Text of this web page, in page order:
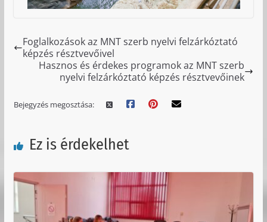
Foglalkozások az MNT szerb nyelvi felzárkóztató
képzés résztvevőivel
Hasznos és érdekes programok az MNT szerb
nyelvi felzárkóztató képzés résztvevőinek
Bejegyzés megosztása:
Ez is érdekelhet